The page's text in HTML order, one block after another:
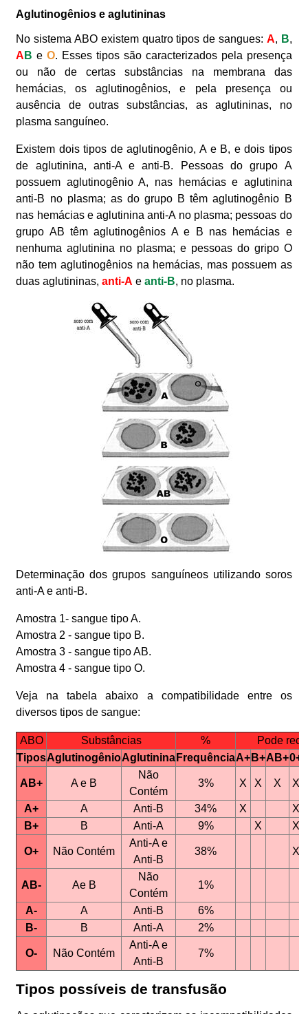
Aglutinogênios e aglutininas
No sistema ABO existem quatro tipos de sangues: A, B,
A B eO. Esses tipos são caracterizados pela presença
ou não de certas substâncias na membrana das
hemácias, os aglutinogênios, e pela presença ou
ausência de outras substâncias, as aglutininas, no
plasma sanguíneo.
Existem dois tipos de aglutinogênio, A e B, e dois tipos
de aglutinina, anti-A e anti-B. Pessoas do grupo A
possuem aglutinogênio A, nas hemácias e aglutinina
anti-B no plasma; as do grupo B têm aglutinogênio B
nas hemácias e aglutinina anti-A no plasma; pessoas do
grupo AB têm aglutinogênios A e B nas hemácias e
nenhuma aglutinina no plasma; e pessoas do gripo O
não tem aglutinogênios na hemácias, mas possuem as
duas aglutininas,anti-A e anti-B, no plasma.
Determinação dos grupos sanguíneos utilizando soros
anti-A e anti-B.
Amostra 1- sangue tipo A.
Amostra 2 - sangue tipo B.
Amostra 3 - sangue tipo AB.
Amostra 4 - sangue tipo O.
Veja na tabela abaixo a compatibilidade entre os
diversos tipos de sangue:
ABO Substâncias %
Pode
TiposAglutinogênioAglutinina FrequênciaA+ B+AB+0+
AB+ A e B
Não
Contém
3% X X X X
A+ A Anti-B 34% X X
B+
B Anti-A 9% X X
O+ Não Contém
Anti-A e
Anti-B
38% X
AB- Ae B
Não
Contém
1%
A- A Anti-B 6%
B-
B Anti-A 2%
O- Não Contém
Anti-A e
Anti-B
7%
Tipos possíveis de transfusão